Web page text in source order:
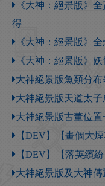
《大神：絕景版》
得
《大神：絕景版》
《大神：絕景版》
大神絕景版魚類分
大神絕景版天道太
大神絕景版古董位
【DEV】【畫個大
【DEV】【落英繽
大神絕景版及大神